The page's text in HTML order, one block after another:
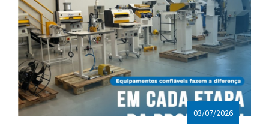
03/07/2026